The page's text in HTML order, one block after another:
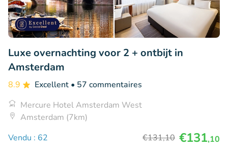
Luxe overnachting voor 2 + ontbijt in
Amsterdam
8.9 Excellent • 57 commentaires
Mercure Hotel Amsterdam West
Amsterdam (7km)
Vendu : 62
€131,10 €131,10